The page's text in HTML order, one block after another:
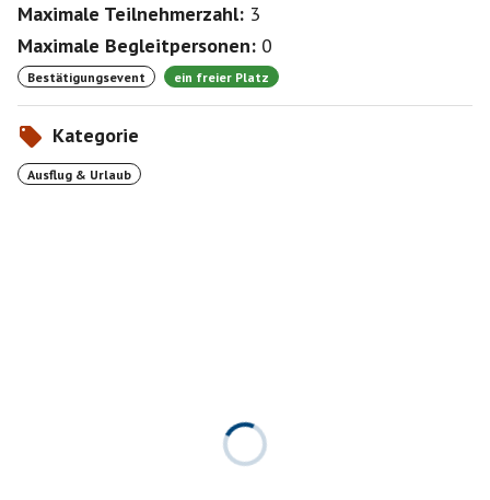
Maximale Teilnehmerzahl: 3
Maximale Begleitpersonen: 0
Bestätigungsevent ein freier Platz
Kategorie
Ausflug & Urlaub